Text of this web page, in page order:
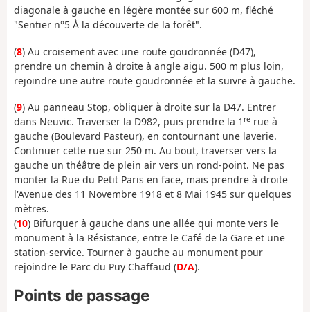
diagonale à gauche en légère montée sur 600 m, fléché
"Sentier n°5 À la découverte de la forêt".
(8) Au croisement avec une route goudronnée (D47),
prendre un chemin à droite à angle aigu. 500 m plus loin,
rejoindre une autre route goudronnée et la suivre à gauche.
(9) Au panneau Stop, obliquer à droite sur la D47. Entrer
dans Neuvic. Traverser la D982, puis prendre la 1 re rue à
gauche (Boulevard Pasteur), en contournant une laverie.
Continuer cette rue sur 250 m. Au bout, traverser vers la
gauche un théâtre de plein air vers un rond-point. Ne pas
monter la Rue du Petit Paris en face, mais prendre à droite
l'Avenue des 11 Novembre 1918 et 8 Mai 1945 sur quelques
mètres.
(10) Bifurquer à gauche dans une allée qui monte vers le
monument à la Résistance, entre le Café de la Gare et une
station-service. Tourner à gauche au monument pour
rejoindre le Parc du Puy Chaffaud (D/A).
Points de passage